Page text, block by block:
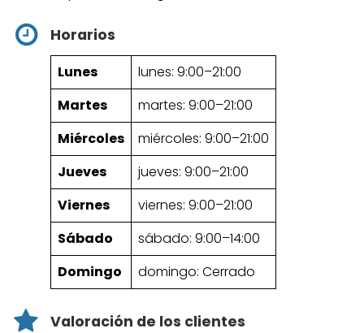
Horarios
Lunes
lunes: 9:00–21:00
Martes
martes: 9:00–21:00
Miércoles
miércoles: 9:00–21:00
Jueves
jueves: 9:00–21:00
Viernes
viernes: 9:00–21:00
Sábado
sábado: 9:00–14:00
Domingo
domingo: Cerrado
Valoración de los clientes